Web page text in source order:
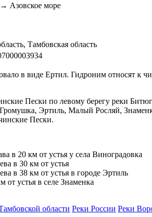
Азовское море
Тамбовская область
в виде Ертил. Гидроним относят к
Пески по левому берегу реки
Эртиль, Малый Росляй,
Пески.
в 20 км от устья у села Виноградовка
в 30 км от устья
в 38 км от устья в городе Эртиль
от устья в селе Знаменка
области Реки России Реки